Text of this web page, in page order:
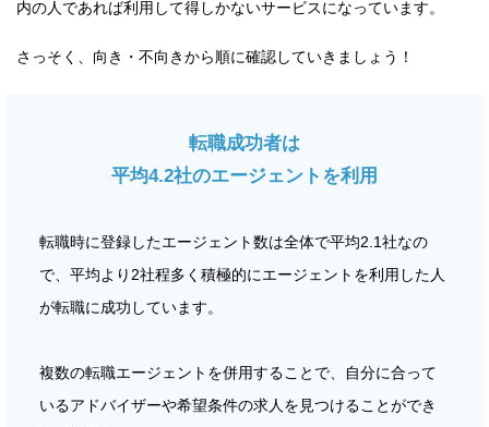
内の人であれば利用して得しかないサービスになっています。
さっそく、向き・不向きから順に確認していきましょう！
転職成功者は
平均4.2社のエージェントを利用
転職時に登録したエージェント数は全体で平均2.1社なの
で、平均より2社程多く積極的にエージェントを利用した人
が転職に成功しています。
複数の転職エージェントを併用することで、自分に合って
いるアドバイザーや希望条件の求人を見つけることができ